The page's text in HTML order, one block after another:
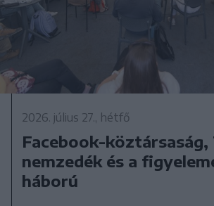
2026. július 27., hétfő
Facebook-
nemzedék és a
háború